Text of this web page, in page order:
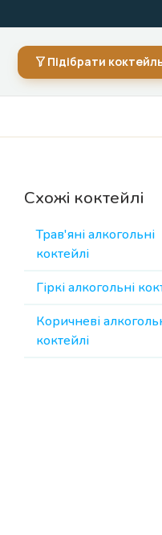
Підібрати
Схожі коктейлі
Трав'яні алкогольні
коктейлі
Гіркі алкогольні
Коричневі
коктейлі